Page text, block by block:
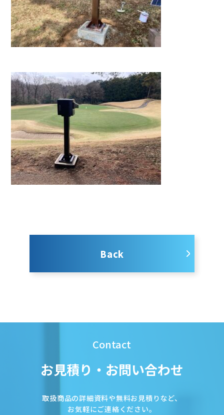
Back
Contact
お見積り・お問い合わせ
取扱商品の詳細資料や無料お見積りなど、
お気軽にご連絡ください。